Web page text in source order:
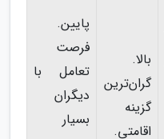
بالا.
گران‌ترین
گزینه
اقامتی.
پایین.
فرصت
تعامل با
دیگران
بسیار